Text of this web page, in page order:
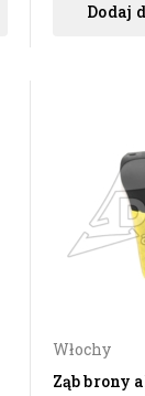
Dodaj
Włochy
Ząb brony